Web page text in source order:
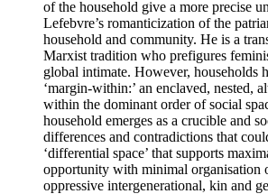
of the household give a more precise
Lefebvre’s romanticization of the
household and community. He is a
Marxist tradition who prefigures
global intimate. However, households
‘margin-within:’ an enclaved, nested,
within the dominant order of social
household emerges as a crucible and
differences and contradictions that
‘differential space’ that supports
opportunity with minimal organisation
oppressive intergenerational, kin and